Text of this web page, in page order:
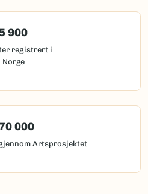
900
registrert i
Norge
000
Artsprosjektet